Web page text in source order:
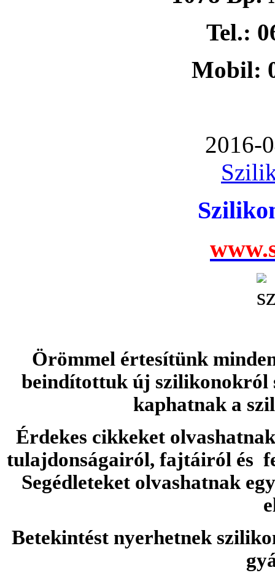
Tel.:
Mobil:
2016-
Örömmel értesítünk
beindítottuk új szilikonokról
kaphatnak a
Érdekes cikkeket
tulajdonságairól, fajtáiról és
Segédleteket olvashatnak
Betekintést nyerhetnek